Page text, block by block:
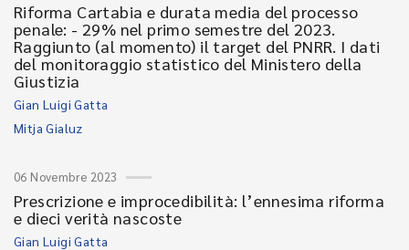
Riforma Cartabia e durata media del processo
penale: - 29% nel primo semestre del 2023.
Raggiunto (al momento) il target del PNRR. I dati
del monitoraggio statistico del Ministero della
Giustizia
Gian Luigi Gatta
Mitja Gialuz
06 Novembre 2023
Prescrizione e improcedibilità: l’ennesima riforma
e dieci verità nascoste
Gian Luigi Gatta